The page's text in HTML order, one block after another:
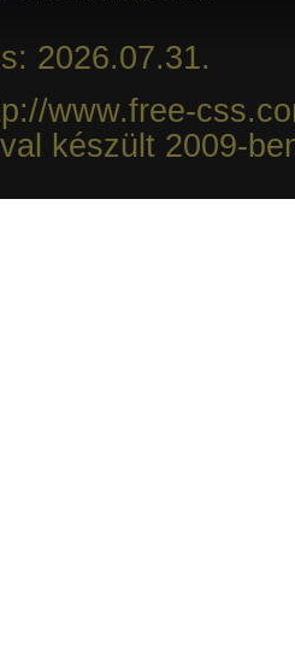
2026.07.31.
www.free-
készült 2009-